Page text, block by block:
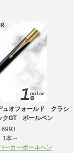
オフォールド クラシ
クGT ボールペン
1本～
ーカーボールペン